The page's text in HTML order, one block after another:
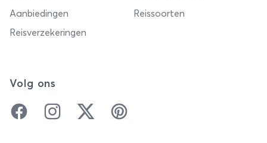
Aanbiedingen
Reissoorten
Reisverzekeringen
Volg ons
FacebookInstagramTwitter Pinterest